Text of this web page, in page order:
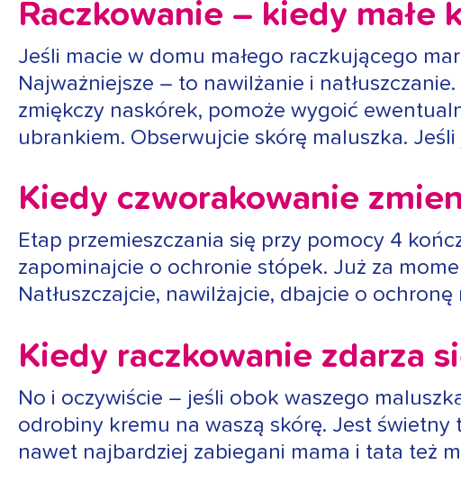
Raczkowanie – kiedy małe
Jeśli macie w domu małego raczkującego
Najważniejsze – to nawilżanie i
zmiękczy naskórek, pomoże wygoić
ubrankiem. Obserwujcie skórę maluszka.
Kiedy czworakowanie
Etap przemieszczania się przy pomocy 4
zapominajcie o ochronie stópek. Już za
Natłuszczajcie, nawilżajcie, dbajcie o
Kiedy raczkowanie zdarza
No i oczywiście – jeśli obok waszego
odrobiny kremu na waszą skórę. Jest świetny
nawet najbardziej zabiegani mama i tata też